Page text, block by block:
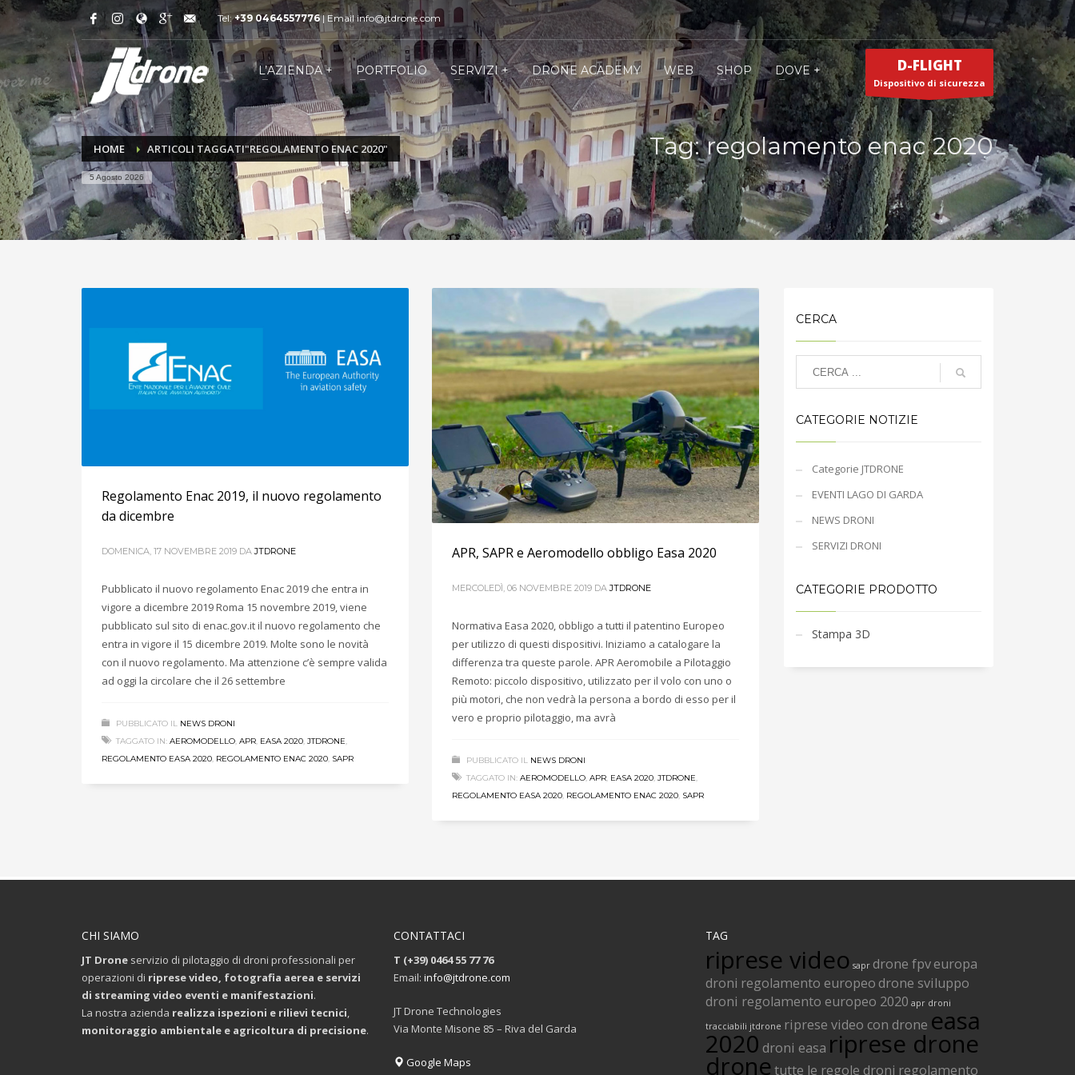
Tel:+39 0464557776| Email info@jtdrone.com
L’AZIENDA + PORTFOLIO SERVIZI + DRONE ACADEMY WEB SHOP DOVE + D-FLIGHT
Dispositivo di sicurezza
HOME ARTICOLI TAGGATI"REGOLAMENTO ENAC 2020"
5 Agosto 2026
Tag: regolamento enac 2020
Regolamento Enac 2019, il nuovo regolamento
da dicembre
DOMENICA, 17 NOVEMBRE 2019 DAJTDRONE
Pubblicato il nuovo regolamento Enac 2019 che entra in
vigore a dicembre 2019 Roma 15 novembre 2019, viene
pubblicato sul sito di enac.gov.it il nuovo regolamento che
entra in vigore il 15 dicembre 2019. Molte sono le novità
con il nuovo regolamento. Ma attenzione c’è sempre valida
ad oggi la circolare che il 26 settembre
PUBBLICATO IL NEWS DRONI
TAGGATO IN: AEROMODELLO, APR, EASA 2020, JTDRONE,
REGOLAMENTO EASA 2020, REGOLAMENTO ENAC 2020, SAPR
APR, SAPR e Aeromodello obbligo Easa 2020
MERCOLEDÌ, 06 NOVEMBRE 2019 DAJTDRONE
Normativa Easa 2020, obbligo a tutti il patentino Europeo
per utilizzo di questi dispositivi. Iniziamo a catalogare la
differenza tra queste parole. APR Aeromobile a Pilotaggio
Remoto: piccolo dispositivo, utilizzato per il volo con uno o
più motori, che non vedrà la persona a bordo di esso per il
vero e proprio pilotaggio, ma avrà
PUBBLICATO IL NEWS DRONI
TAGGATO IN: AEROMODELLO, APR, EASA 2020, JTDRONE,
REGOLAMENTO EASA 2020, REGOLAMENTO ENAC 2020, SAPR
CERCA
CATEGORIE NOTIZIE
Categorie JTDRONE
EVENTI LAGO DI GARDA
NEWS DRONI
SERVIZI DRONI
CATEGORIE PRODOTTO
Stampa 3D
CHI SIAMO
JT Drone servizio di pilotaggio di droni professionali per
operazioni di riprese video, fotografia aerea e servizi
di streaming video eventi e manifestazioni.
La nostra azienda realizza ispezioni e rilievi tecnici,
monitoraggio ambientale e agricoltura di precisione.
CONTATTACI
T (+39) 0464 55 77 76
Email: info@jtdrone.com
JT Drone Technologies
Via Monte Misone 85 – Riva del Garda
Google Maps
TAG
riprese video sapr drone fpveuropa
droni regolamento europeodrone sviluppo
droni regolamento europeo 2020 apr droni
tracciabili jtdrone riprese video con drone easa
2020 droni easa riprese drone
drone tutte le regole droni regolamento